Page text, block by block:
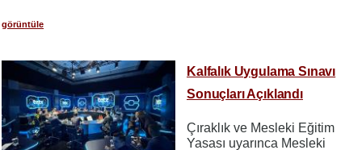
görüntüle
Kalfalık Uygulama Sınavı
Sonuçları Açıklandı
Çıraklık ve Mesleki Eğitim
Yasası uyarınca Mesleki